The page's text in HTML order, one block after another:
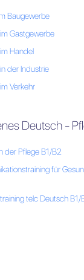
Baugewerbe
Gastgewerbe
Handel
der Industrie
Verkehr
Deutsch -
der Pflege B1/B2
für
telc Deutsch B1/